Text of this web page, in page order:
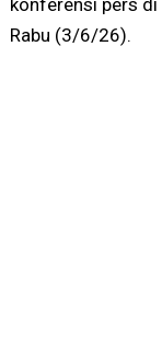
Rabu (3/6/26).